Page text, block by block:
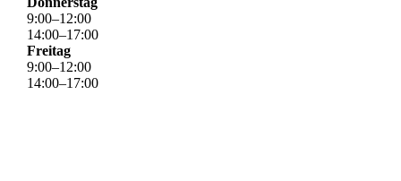
9:00–12:00
14:00–17:00
Freitag
9:00–12:00
14:00–17:00